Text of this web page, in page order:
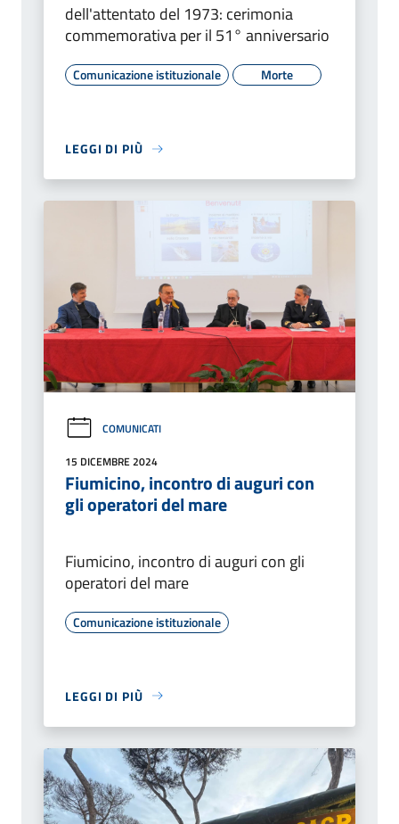
dell'attentato del 1973: cerimonia
commemorativa per il 51° anniversario
Comunicazione istituzionale Morte
LEGGI DI PIÙ
COMUNICATI
15 DICEMBRE 2024
Fiumicino, incontro di auguri con
gli operatori del mare
Fiumicino, incontro di auguri con gli
operatori del mare
Comunicazione istituzionale
LEGGI DI PIÙ